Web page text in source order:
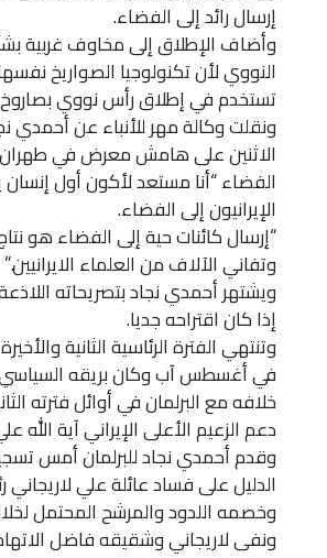
إرسال رائد إلى الفضاء.
وأضاف الإطلاق إلى مخاوف غربية
النووي لأن تكنولوجيا الصواريخ
تستخدم في إطلاق رأس نووي بصاروخ
ونقلت وكالة مهر للأنباء عن أحمدي
الاثنين على هامش معرض في طهران
الفضاء “أنا مستعد لأكون أول إنسان
الإيرانيون إلى الفضاء.
“إرسال كائنات حية إلى الفضاء هو
وتفاني الآلاف من العلماء الايرانيين.”
ويشتهر أحمدي نجاد بتصريحاته
إذا كان اقتراحه جديا.
وتنتهي الفترة الرئاسية الثانية
في أغسطس آب وكان بريقه
خلافه مع البرلمان في أوائل فترته
دعم الزعيم الأعلى الإيراني آية الله
وقدم أحمدي نجاد للبرلمان أمس
الدليل على فساد عائلة علي لاريجاني
وخصمه اللدود والمرشح المحتمل
ونفى لاريجاني وشقيقه فاضل